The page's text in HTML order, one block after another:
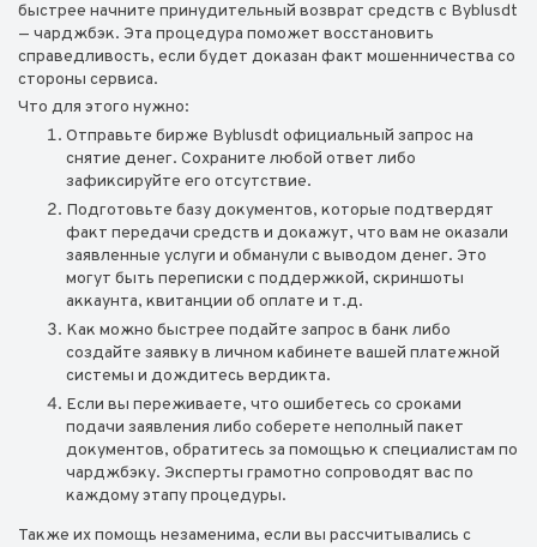
быстрее начните принудительный возврат средств с Byblusdt
— чарджбэк. Эта процедура поможет восстановить
справедливость, если будет доказан факт мошенничества со
стороны сервиса.
Что для этого нужно:
Отправьте бирже Byblusdt официальный запрос на
снятие денег. Сохраните любой ответ либо
зафиксируйте его отсутствие.
Подготовьте базу документов, которые подтвердят
факт передачи средств и докажут, что вам не оказали
заявленные услуги и обманули с выводом денег. Это
могут быть переписки с поддержкой, скриншоты
аккаунта, квитанции об оплате и т.д.
Как можно быстрее подайте запрос в банк либо
создайте заявку в личном кабинете вашей платежной
системы и дождитесь вердикта.
Если вы переживаете, что ошибетесь со сроками
подачи заявления либо соберете неполный пакет
документов, обратитесь за помощью к специалистам по
чарджбэку. Эксперты грамотно сопроводят вас по
каждому этапу процедуры.
Также их помощь незаменима, если вы рассчитывались с